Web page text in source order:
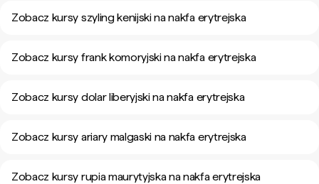
Zobacz kursy szyling kenijski na nakfa erytrejska
Zobacz kursy frank komoryjski na nakfa erytrejska
Zobacz kursy dolar liberyjski na nakfa erytrejska
Zobacz kursy ariary malgaski na nakfa erytrejska
Zobacz kursy rupia maurytyjska na nakfa erytrejska